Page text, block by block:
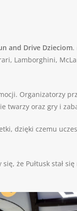
and Drive Dzieciom.
Lamborghini,
Organizatorzy
twarzy oraz gry i
dzięki czemu
że Pułtusk stał